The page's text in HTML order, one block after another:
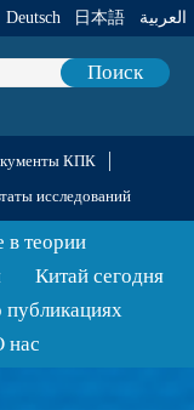
Deutsch 日本語 العربية
Поиск
КПК
исследований
в теории
Китай сегодня
публикациях
нас